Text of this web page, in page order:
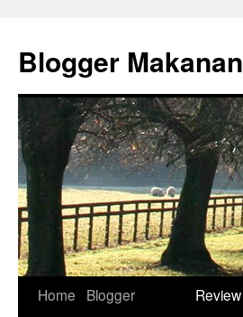
content
Blogger Makanan
Home
Blogger
Review